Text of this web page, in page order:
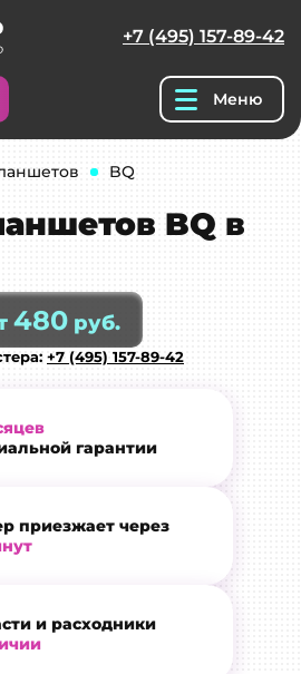
+7 (495) 157-89-42
Меню
BQ
BQ в
480руб.
+7 (495) 157-89-42
гарантии
приезжает через
и расходники